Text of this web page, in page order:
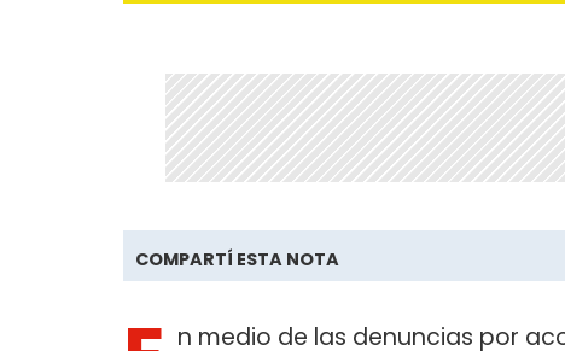
COMPARTÍ ESTA NOTA
n medio de las denuncias por